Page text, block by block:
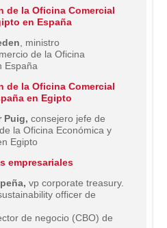
de la Oficina Comercial
en España
, ministro
de la Oficina
España
de la Oficina Comercial
en Egipto
Puig, consejero jefe de
la Oficina Económica y
Egipto
empresariales
vp corporate treasury.
officer de
de negocio (CBO) de